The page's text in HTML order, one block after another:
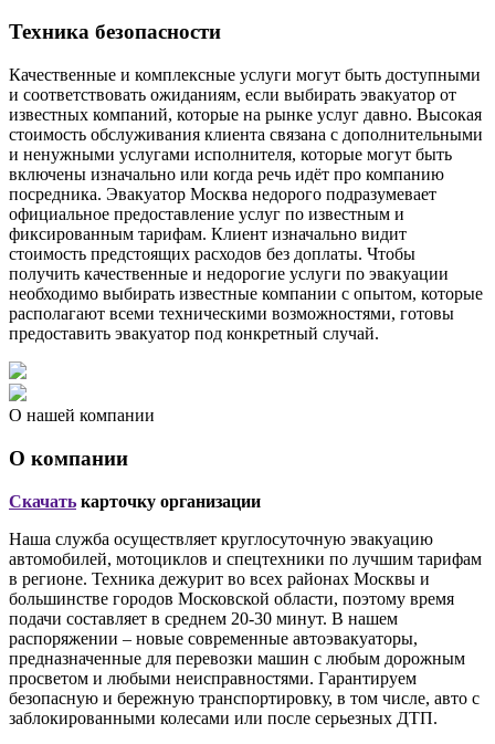
Техника безопасности
Качественные и комплексные услуги могут быть доступными
и соответствовать ожиданиям, если выбирать эвакуатор от
известных компаний, которые на рынке услуг давно. Высокая
стоимость обслуживания клиента связана с дополнительными
и ненужными услугами исполнителя, которые могут быть
включены изначально или когда речь идёт про компанию
посредника. Эвакуатор Москва недорого подразумевает
официальное предоставление услуг по известным и
фиксированным тарифам. Клиент изначально видит
стоимость предстоящих расходов без доплаты. Чтобы
получить качественные и недорогие услуги по эвакуации
необходимо выбирать известные компании с опытом, которые
располагают всеми техническими возможностями, готовы
предоставить эвакуатор под конкретный случай.
О нашей компании
О компании
Скачать карточку организации
Наша служба осуществляет круглосуточную эвакуацию
автомобилей, мотоциклов и спецтехники по лучшим тарифам
в регионе. Техника дежурит во всех районах Москвы и
большинстве городов Московской области, поэтому время
подачи составляет в среднем 20-30 минут. В нашем
распоряжении – новые современные автоэвакуаторы,
предназначенные для перевозки машин с любым дорожным
просветом и любыми неисправностями. Гарантируем
безопасную и бережную транспортировку, в том числе, авто с
заблокированными колесами или после серьезных ДТП.